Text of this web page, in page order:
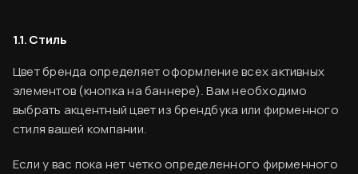
1.1. Стиль
Цвет бренда определяет оформление всех активных
элементов (кнопка на баннере). Вам необходимо
выбрать акцентный цвет из брендбука или фирменного
стиля вашей компании.
Если у вас пока нет четко определенного фирменного